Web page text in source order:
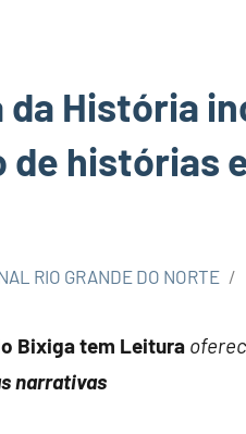
da História
histórias
RIO GRANDE DO NORTE
Bixiga tem Leitura
narrativas